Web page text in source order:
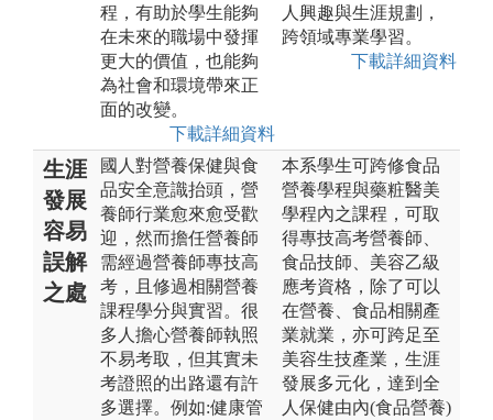
程，有助於學生能夠
在未來的職場中發揮
更大的價值，也能夠
為社會和環境帶來正
面的改變。
下載詳細資料
人興趣與生涯規劃，
跨領域專業學習。
下載詳細資料
生涯
發展
容易
誤解
之處
國人對營養保健與食
品安全意識抬頭，營
養師行業愈來愈受歡
迎，然而擔任營養師
需經過營養師專技高
考，且修過相關營養
課程學分與實習。很
多人擔心營養師執照
不易考取，但其實未
考證照的出路還有許
多選擇。例如:健康管
本系學生可跨修食品
營養學程與藥粧醫美
學程內之課程，可取
得專技高考營養師、
食品技師、美容乙級
應考資格，除了可以
在營養、食品相關產
業就業，亦可跨足至
美容生技產業，生涯
發展多元化，達到全
人保健由內(食品營養)